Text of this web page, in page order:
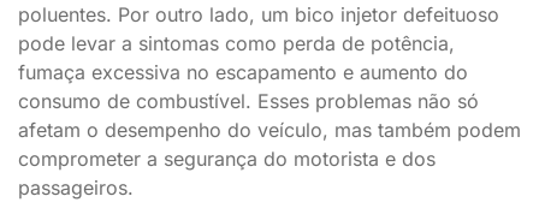
poluentes. Por outro lado, um bico injetor defeituoso
pode levar a sintomas como perda de potência,
fumaça excessiva no escapamento e aumento do
consumo de combustível. Esses problemas não só
afetam o desempenho do veículo, mas também podem
comprometer a segurança do motorista e dos
passageiros.